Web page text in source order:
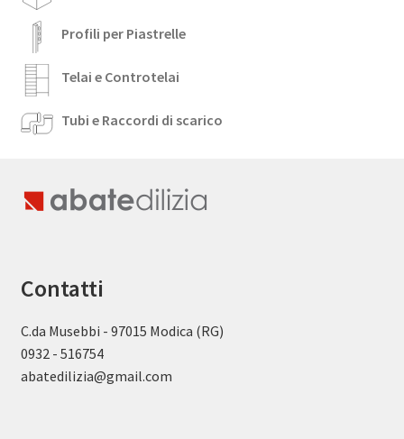
Profili per Piastrelle
Telai e Controtelai
Tubi e Raccordi di scarico
Contatti
C.da Musebbi - 97015 Modica (RG)
0932 - 516754
abatedilizia@gmail.com